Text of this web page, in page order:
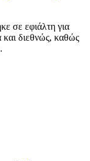
σε εφιάλτη για
και διεθνώς, καθώς